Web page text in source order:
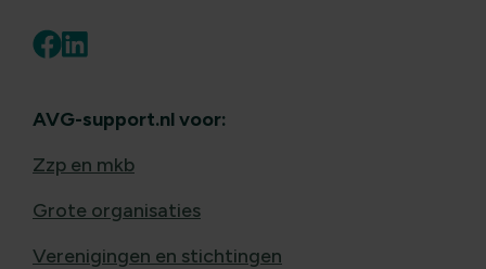
AVG-support.nl voor:
Zzp en mkb
Grote organisaties
Verenigingen en stichtingen